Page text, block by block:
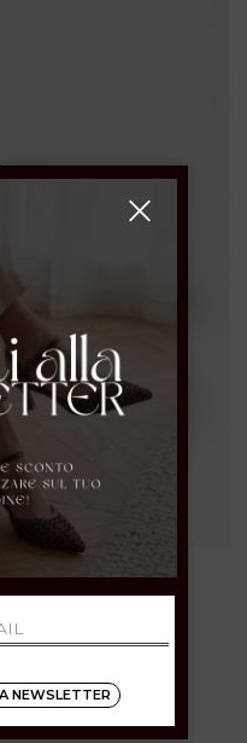
suede con
NEWSLETTER